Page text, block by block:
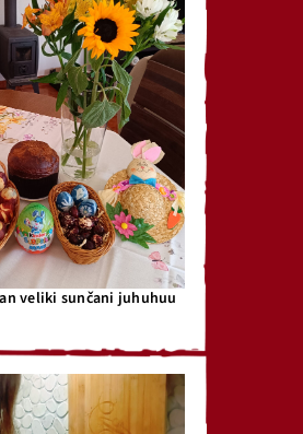
veliki sunčani juhuhuu